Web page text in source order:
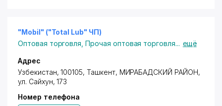
"Mobil" ("Total Lub" ЧП)
Оптовая торговля ,Прочая оптовая торговля... ещё
Адрес
Узбекистан, 100105, Ташкент, МИРАБАДСКИЙ РАЙОН,
ул. Сайхун, 173
Номер телефона